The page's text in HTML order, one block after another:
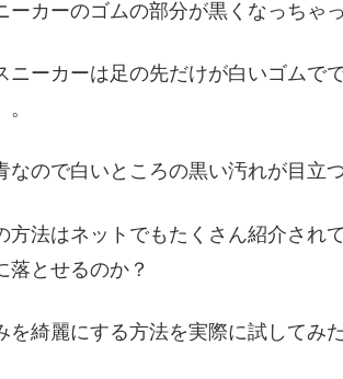
ーカーのゴムの部分が黒くなっちゃ
ニーカーは足の先だけが白いゴムで
なので白いところの黒い汚れが目立
方法はネットでもたくさん紹介され
落とせるのか？
を綺麗にする方法を実際に試してみ